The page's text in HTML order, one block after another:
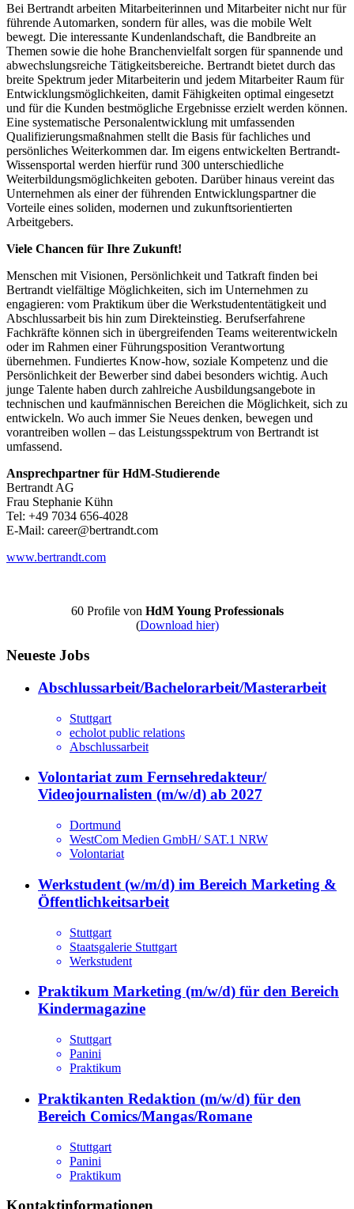
Bei Bertrandt arbeiten Mitarbeiterinnen und Mitarbeiter nicht nur für
führende Automarken, sondern für alles, was die mobile Welt
bewegt. Die interessante Kundenlandschaft, die Bandbreite an
Themen sowie die hohe Branchenvielfalt sorgen für spannende und
abwechslungsreiche Tätigkeitsbereiche. Bertrandt bietet durch das
breite Spektrum jeder Mitarbeiterin und jedem Mitarbeiter Raum für
Entwicklungsmöglichkeiten, damit Fähigkeiten optimal eingesetzt
und für die Kunden bestmögliche Ergebnisse erzielt werden können.
Eine systematische Personalentwicklung mit umfassenden
Qualifizierungsmaßnahmen stellt die Basis für fachliches und
persönliches Weiterkommen dar. Im eigens entwickelten Bertrandt-
Wissensportal werden hierfür rund 300 unterschiedliche
Weiterbildungsmöglichkeiten geboten. Darüber hinaus vereint das
Unternehmen als einer der führenden Entwicklungspartner die
Vorteile eines soliden, modernen und zukunftsorientierten
Arbeitgebers.
Viele Chancen für Ihre Zukunft!
Menschen mit Visionen, Persönlichkeit und Tatkraft finden bei
Bertrandt vielfältige Möglichkeiten, sich im Unternehmen zu
engagieren: vom Praktikum über die Werkstudententätigkeit und
Abschlussarbeit bis hin zum Direkteinstieg. Berufserfahrene
Fachkräfte können sich in übergreifenden Teams weiterentwickeln
oder im Rahmen einer Führungsposition Verantwortung
übernehmen. Fundiertes Know-how, soziale Kompetenz und die
Persönlichkeit der Bewerber sind dabei besonders wichtig. Auch
junge Talente haben durch zahlreiche Ausbildungsangebote in
technischen und kaufmännischen Bereichen die Möglichkeit, sich zu
entwickeln. Wo auch immer Sie Neues denken, bewegen und
vorantreiben wollen – das Leistungsspektrum von Bertrandt ist
umfassend.
Ansprechpartner für HdM-Studierende
Bertrandt AG
Frau Stephanie Kühn
Tel: +49 7034 656-4028
E-Mail: career@bertrandt.com
www.bertrandt.com
60 Profile von HdM Young Professionals
(Download hier)
Neueste Jobs
Abschlussarbeit/Bachelorarbeit/Masterarbeit
Stuttgart
echolot public relations
Abschlussarbeit
Volontariat zum Fernsehredakteur/
Videojournalisten (m/w/d) ab 2027
Dortmund
WestCom Medien GmbH/ SAT.1 NRW
Volontariat
Werkstudent (w/m/d) im Bereich Marketing &
Öffentlichkeitsarbeit
Stuttgart
Staatsgalerie Stuttgart
Werkstudent
Praktikum Marketing (m/w/d) für den Bereich
Kindermagazine
Stuttgart
Panini
Praktikum
Praktikanten Redaktion (m/w/d) für den
Bereich Comics/Mangas/Romane
Stuttgart
Panini
Praktikum
Kontaktinformationen